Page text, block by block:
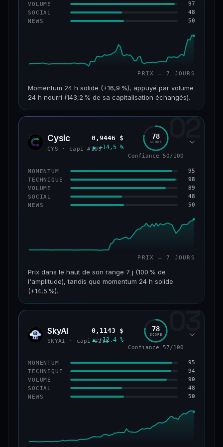
VOLUME 97
SOCIAL 48
NEWS 50
PRIX — 7 JOURS
Momentum 24 h solide (+16,9 %), appuyé par volume
24 h nourri (143,2 % de sa capitalisation échangés).
CAP. MARCHÉ VOLUME 24 H
VAR. 7 J VAR. 30 J
−10,2 %
VS ATH
−42,1 %
CONFIANCE 43/100
02
CYS Cysic
CYS · capi #193
0,9446 $
▲ +14,5 %
78
SCORE
Confiance 50/100
MOMENTUM 95
TECHNIQUE 98
VOLUME 89
SOCIAL 48
NEWS 50
PRIX — 7 JOURS
Prix dans le haut de son range 7 j (100 % de
l'amplitude), tandis que momentum 24 h solide
(+14,5 %).
CAP. MARCHÉ VOLUME 24 H
VAR. 7 J VAR. 30 J
+211,4 %
VS ATH
−3,2 % #193
CONFIANCE 50/100
03
SKYA SkyAI
SKYAI · capi #238
0,1143 $
▲ +12,4 %
78
SCORE
Confiance 57/100
MOMENTUM 95
TECHNIQUE 94
VOLUME 90
SOCIAL 48
NEWS 50